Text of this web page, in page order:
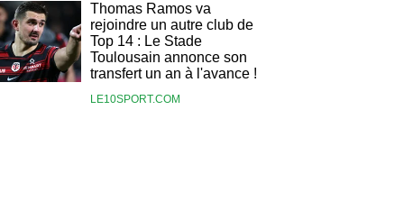
Thomas Ramos va
rejoindre un autre club de
Top 14 : Le Stade
Toulousain annonce son
transfert un an à l'avance !
LE10SPORT.COM